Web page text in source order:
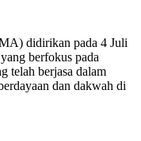
didirikan pada 4 Juli
berfokus pada
telah berjasa dalam
dan dakwah di